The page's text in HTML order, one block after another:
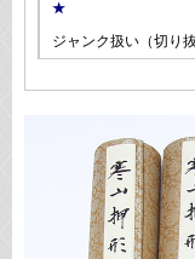
★
ジャンク扱い（切り